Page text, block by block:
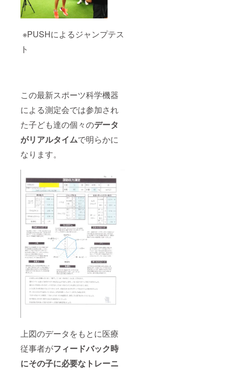
※PUSHによるジャンプテス
ト
この最新スポーツ科学機器
による測定会では参加され
た子ども達の個々のデータ
がリアルタイムで明らかに
なります。
上図のデータをもとに医療
従事者がフィードバック時
にその子に必要なトレーニ